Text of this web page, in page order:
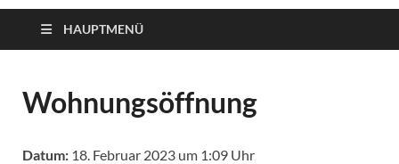
HAUPTMENÜ
Wohnungsöffnung
Datum: 18. Februar 2023 um 1:09 Uhr